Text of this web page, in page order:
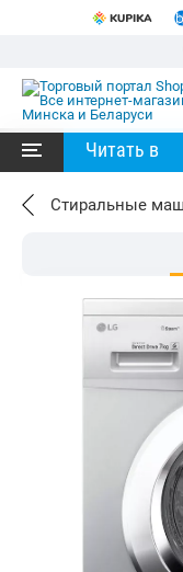
Читать в
Стиральные